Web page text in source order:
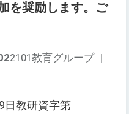
を奨励します。ご
2101教育グループ |
日教研資字第